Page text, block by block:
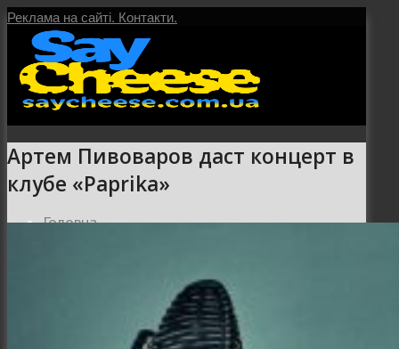
Реклама на сайті. Контакти.
Головна
Артем Пивоваров даст концерт в
клубе «Paprika»